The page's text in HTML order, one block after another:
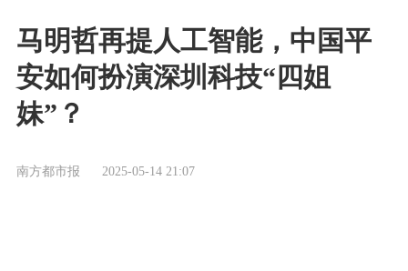
马明哲再提人工智能，中国平
安如何扮演深圳科技“四姐
妹”？
南方都市报 2025-05-14 21:07